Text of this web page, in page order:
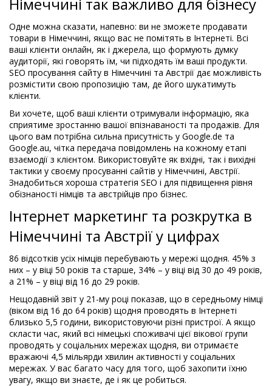
Одне можна сказати, напевно: ви не зможете продавати
товари в Німеччині, якщо вас не помітять в Інтернеті. Всі
ваші клієнти онлайн, як і джерела, що формують думку
аудиторії, які говорять їм, чи підходять їм ваші продукти.
SEO просування сайту в Німеччині та Австрії дає можливість
розмістити свою пропозицію там, де його шукатимуть
клієнти.
Ви хочете, щоб ваші клієнти отримували інформацію, яка
сприятиме зростанню вашої впізнаваності та продажів. Для
цього вам потрібна сильна присутність у Google.de та
Google.au, чітка передача повідомлень на кожному етапі
взаємодії з клієнтом. Використовуйте як вхідні, так і вихідні
тактики у своєму просуванні сайтів у Німеччині, Австрії.
Знадобиться хороша стратегія SEO і для підвищення рівня
обізнаності німців та австрійців про бізнес.
Інтернет маркетинг та розкрутка в
Німеччині та Австрії у цифрах
86 відсотків усіх німців перебувають у мережі щодня. 45% з
них – у віці 50 років та старше, 34% – у віці від 30 до 49 років,
а 21% – у віці від 16 до 29 років.
Нещодавній звіт у 21-му році показав, що в середньому німці
(віком від 16 до 64 років) щодня проводять в Інтернеті
близько 5,5 години, використовуючи різні пристрої. А якщо
скласти час, який всі німецькі споживачі цієї вікової групи
проводять у соціальних мережах щодня, ви отримаєте
вражаючі 4,5 мільярди хвилин активності у соціальних
мережах. У вас багато часу для того, щоб захопити їхню
увагу, якщо ви знаєте, де і як це робиться.